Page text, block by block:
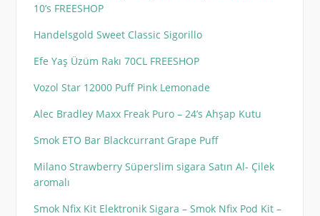
10’s FREESHOP
Handelsgold Sweet Classic Sigorillo
Efe Yaş Üzüm Rakı 70CL FREESHOP
Vozol Star 12000 Puff Pink Lemonade
Alec Bradley Maxx Freak Puro – 24’s Ahşap Kutu
Smok ETO Bar Blackcurrant Grape Puff
Milano Strawberry Süperslim sigara Satın Al- Çilek
aromalı
Smok Nfix Kit Elektronik Sigara – Smok Nfix Pod Kit –